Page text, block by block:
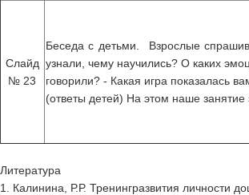
Слайд
№ 23
Беседа с детьми. Взрослые
узнали, чему научились? О каких
говорили? - Какая игра показалась
(ответы детей) На этом наше
Литература
1. Калинина, Р.Р. Тренингразвития личности